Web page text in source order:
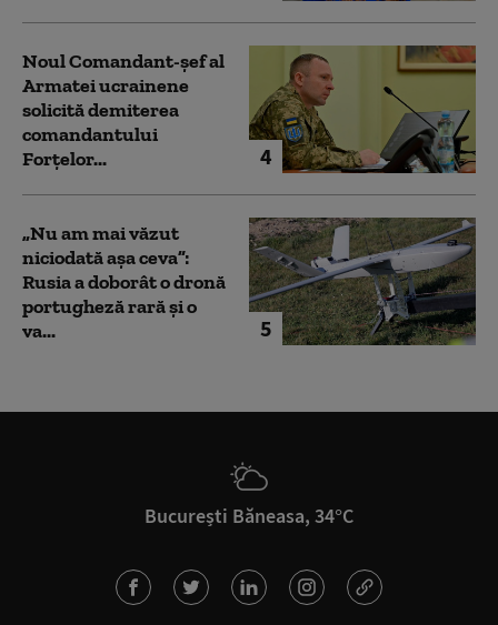
4
Noul Comandant-șef al
Armatei ucrainene
solicită demiterea
comandantului
Forțelor...
5
„Nu am mai văzut
niciodată așa ceva”:
Rusia a doborât o dronă
portugheză rară și o
va...
București Băneasa, 34°C